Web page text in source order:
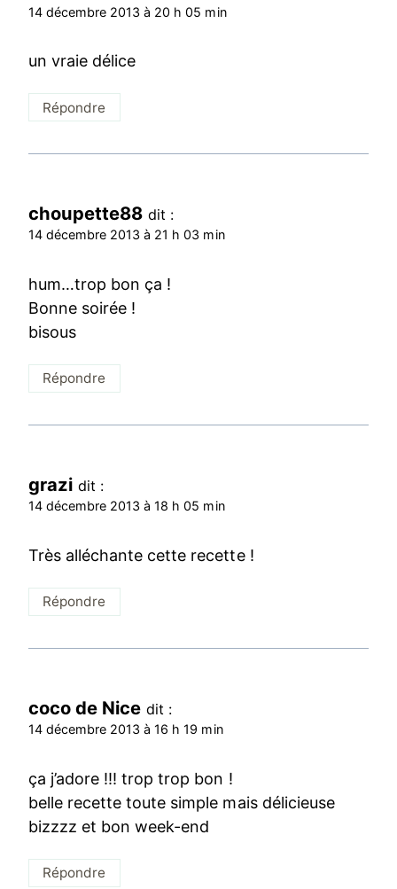
14 décembre 2013 à 20 h 05 min
un vraie délice
Répondre
choupette88 dit :
14 décembre 2013 à 21 h 03 min
hum…trop bon ça !
Bonne soirée !
bisous
Répondre
grazi dit :
14 décembre 2013 à 18 h 05 min
Très alléchante cette recette !
Répondre
coco de Nice dit :
14 décembre 2013 à 16 h 19 min
ça j’adore !!! trop trop bon !
belle recette toute simple mais délicieuse
bizzzz et bon week-end
Répondre